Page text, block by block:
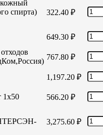
спирта)
322.40 ₽
649.30 ₽
767.80 ₽
1,197.20 ₽
1х50 566.20 ₽
3,275.60 ₽